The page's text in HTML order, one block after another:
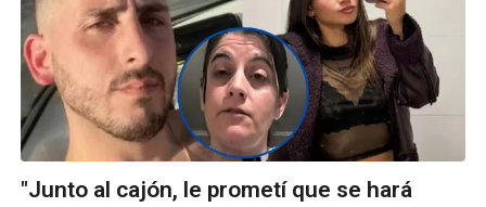
"Junto al cajón, le prometí que se hará